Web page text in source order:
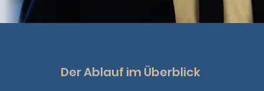
Der Ablauf im Überblick